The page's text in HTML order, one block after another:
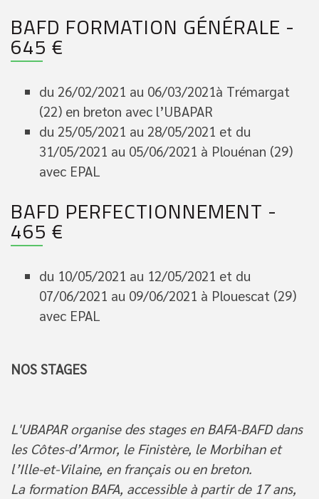
BAFD FORMATION GÉNÉRALE -
645 €
du 26/02/2021 au 06/03/2021à Trémargat
(22) en breton avec l’UBAPAR
du 25/05/2021 au 28/05/2021 et du
31/05/2021 au 05/06/2021 à Plouénan (29)
avec EPAL
BAFD PERFECTIONNEMENT -
465 €
du 10/05/2021 au 12/05/2021 et du
07/06/2021 au 09/06/2021 à Plouescat (29)
avec EPAL
NOS STAGES
L'UBAPAR organise des stages en BAFA-BAFD dans
les Côtes-d’Armor, le Finistère, le Morbihan et
l’Ille-et-Vilaine, en français ou en breton.
La formation BAFA, accessible à partir de 17 ans,